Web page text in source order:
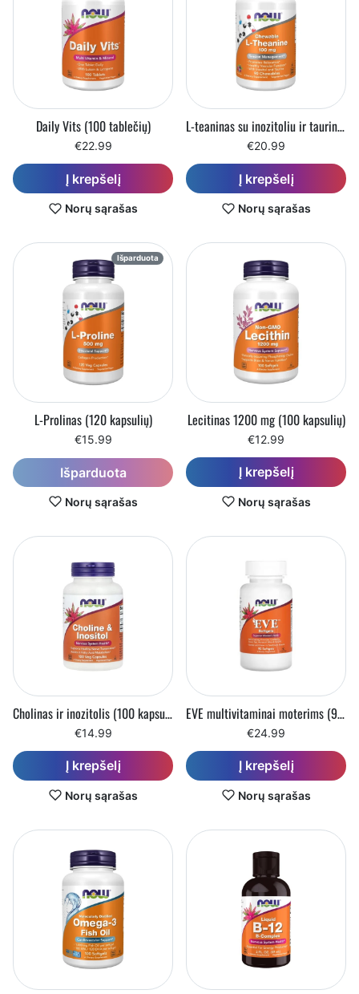
Daily Vits (100 tablečių)
€22.99
Į krepšelį
Norų sąrašas
L-teaninas su inozitoliu ir taurinu (90 kramtomųjų tablečių)
€20.99
Į krepšelį
Norų sąrašas
Išparduota
L-Prolinas (120 kapsulių)
€15.99
Išparduota
Norų sąrašas
Lecitinas 1200 mg (100 kapsulių)
€12.99
Į krepšelį
Norų sąrašas
Cholinas ir inozitolis (100 kapsulių)
€14.99
Į krepšelį
Norų sąrašas
EVE multivitaminai moterims (90 minkštųjų kapsulių)
€24.99
Į krepšelį
Norų sąrašas